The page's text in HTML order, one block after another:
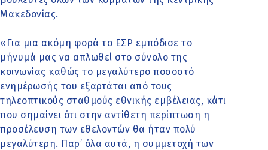
Μακεδονίας.
«Για μια ακόμη φορά το ΕΣΡ εμπόδισε το
μήνυμά μας να απλωθεί στο σύνολο της
κοινωνίας καθώς το μεγαλύτερο ποσοστό
ενημέρωσής του εξαρτάται από τους
τηλεοπτικούς σταθμούς εθνικής εμβέλειας, κάτι
που σημαίνει ότι στην αντίθετη περίπτωση η
προσέλευση των εθελοντών θα ήταν πολύ
μεγαλύτερη. Παρ’ όλα αυτά, η συμμετοχή των